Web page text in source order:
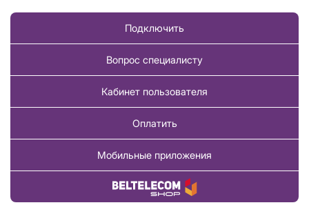
Подключить
Вопрос специалисту
Кабинет пользователя
Оплатить
Мобильные приложения
Купить товар